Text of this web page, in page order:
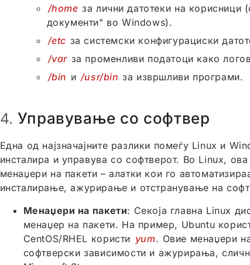
/home за лични датотеки на корисници
документи" во Windows).
/etc за системски конфигурациски
/var за променливи податоци како
/bin и /usr/bin за извршливи програми.
4. Управување со софтвер
Една од најзначајните разлики помеѓу Linux и
инсталира и управува со софтверот. Во Linux,
менаџери на пакети – алатки кои го
инсталирање, ажурирање и отстранување на
Менаџери на пакети: Секоја главна Linux
менаџер на пакети. На пример, Ubuntu
CentOS/RHEL користи yum. Овие менаџери
софтверски зависимости и ажурирања,